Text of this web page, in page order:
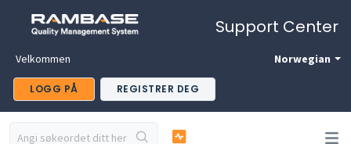
Support Center
Norwegian
Velkommen
LOGG PÅ REGISTRER DEG